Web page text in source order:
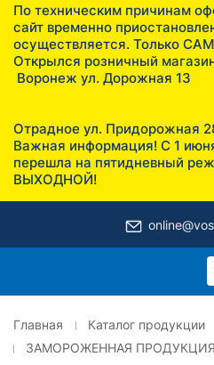
По техническим причинам
сайт временно
осуществляется.
Открылся розничный
Воронеж ул.
Отрадное ул. Придорожная
Важная информация! С 1
перешла на пятидневный
ВЫХОДНОЙ!
Главная
Каталог продукции
ЗАМОРОЖЕННАЯ ПРОДУКЦИЯ